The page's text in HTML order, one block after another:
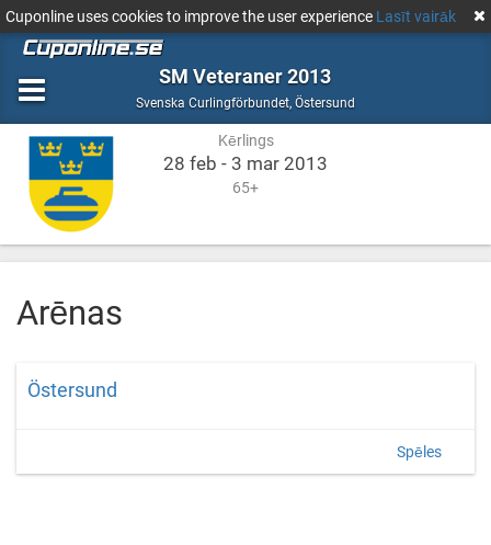
Cuponline uses cookies to improve the user experience Lasīt vairāk
SM Veteraner 2013
Svenska Curlingförbundet, Kērlings
ÖstersundÖstersund
Kērlings
28 feb - 3 mar 2013
65+
Arēnas
Östersund
Spēles